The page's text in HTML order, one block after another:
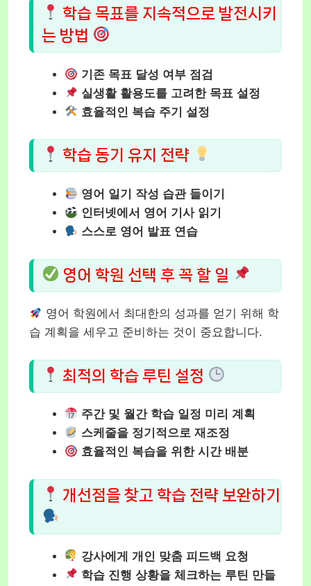
학습 목표를 지속적으로 발전시키
는 방법
기존 목표 달성 여부 점검
실생활 활용도를 고려한 목표 설정
효율적인 복습 주기 설정
학습 동기 유지 전략
영어 일기 작성 습관 들이기
인터넷에서 영어 기사 읽기
스스로 영어 발표 연습
영어 학원 선택 후 꼭 할 일
영어 학원에서 최대한의 성과를 얻기 위해 학
습 계획을 세우고 준비하는 것이 중요합니다.
최적의 학습 루틴 설정
주간 및 월간 학습 일정 미리 계획
스케줄을 정기적으로 재조정
효율적인 복습을 위한 시간 배분
개선점을 찾고 학습 전략 보완하기
강사에게 개인 맞춤 피드백 요청
학습 진행 상황을 체크하는 루틴 만들